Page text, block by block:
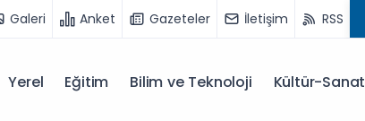
Galeri Anket Gazeteler İletişim RSS
Yerel Eğitim Bilim ve Teknoloji Kültür-Sanat